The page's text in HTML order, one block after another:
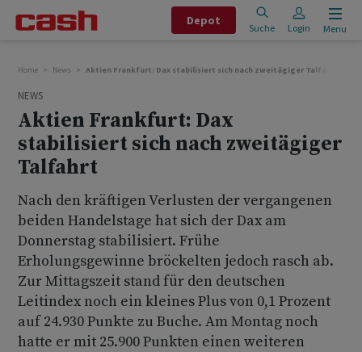
Depot
Suche Login Menu
Home News Aktien Frankfurt: Dax stabilisiert sich nach zweitägiger Talfahrt
NEWS
Aktien Frankfurt: Dax
stabilisiert sich nach zweitägiger
Talfahrt
Nach den kräftigen Verlusten der vergangenen
beiden Handelstage hat sich der Dax am
Donnerstag stabilisiert. Frühe
Erholungsgewinne bröckelten jedoch rasch ab.
Zur Mittagszeit stand für den deutschen
Leitindex noch ein kleines Plus von 0,1 Prozent
auf 24.930 Punkte zu Buche. Am Montag noch
hatte er mit 25.900 Punkten einen weiteren